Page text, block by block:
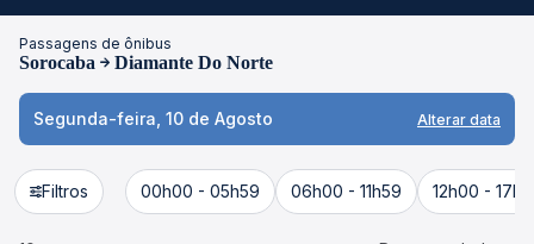
Passagens de ônibus
Sorocaba Diamante Do Norte
Segunda-feira, 10 de Agosto Alterar data
Filtros 00h00 - 05h59 06h00 - 11h59 12h00 -